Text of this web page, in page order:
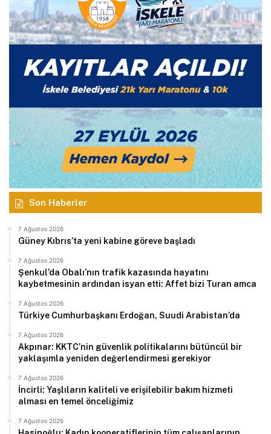
Son Haberler
7 Ağustos 2026
Güney Kıbrıs’ta yeni kabine göreve başladı
7 Ağustos 2026
Şenkul’da Obalı’nın trafik kazasında hayatını
kaybetmesinin ardından isyan etti: Affet bizi Turan amca
7 Ağustos 2026
Türkiye Cumhurbaşkanı Erdoğan, Suudi Arabistan’da
7 Ağustos 2026
Akpınar: KKTC’nin güvenlik politikalarını bütüncül bir
yaklaşımla yeniden değerlendirmesi gerekiyor
7 Ağustos 2026
İncirli: Yaşlıların kaliteli ve erişilebilir bakım hizmeti
alması en temel önceliğimiz
7 Ağustos 2026